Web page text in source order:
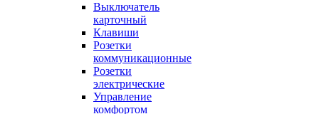
Выключатель
карточный
Клавиши
Розетки
коммуникационные
Розетки
электрические
Управление
комфортом